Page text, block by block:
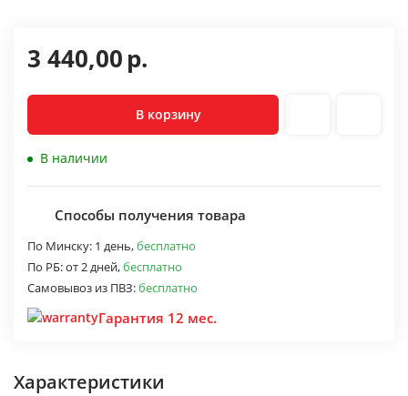
3 440,00р.
В корзину
В наличии
Способы получения товара
По Минску: 1 день,бесплатно
По РБ:от 2 дней,бесплатно
Самовывоз из ПВЗ:бесплатно
Гарантия 12 мес.
Характеристики